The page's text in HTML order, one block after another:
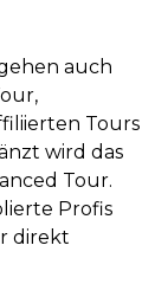
auch
Tours
wird das
Tour.
Profis
direkt